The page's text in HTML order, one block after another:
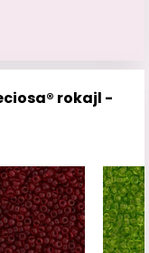
rokajl -